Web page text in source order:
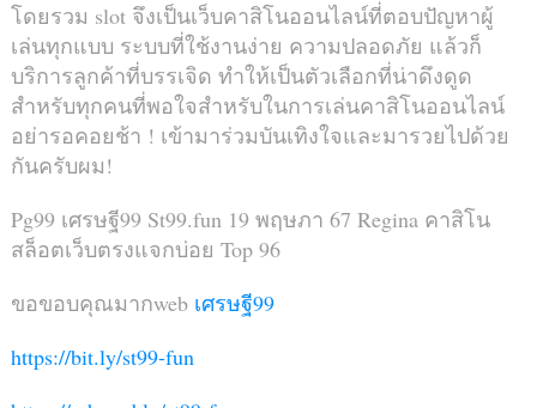
โดยรวม slot จึงเป็นเว็บคาสิโนออนไลน์ที่ตอบปัญหาผู้
เล่นทุกแบบ ระบบที่ใช้งานง่าย ความปลอดภัย แล้วก็
บริการลูกค้าที่บรรเจิด ทำให้เป็นตัวเลือกที่น่าดึงดูด
สำหรับทุกคนที่พอใจสำหรับในการเล่นคาสิโนออนไลน์
อย่ารอคอยช้า ! เข้ามาร่วมบันเทิงใจและมารวยไปด้วย
กันครับผม!
Pg99 เศรษฐี99 St99.fun 19 พฤษภา 67 Regina คาสิโน
สล็อตเว็บตรงแจกบ่อย Top 96
ขอขอบคุณมากweb เศรษฐี99
https://bit.ly/st99-fun